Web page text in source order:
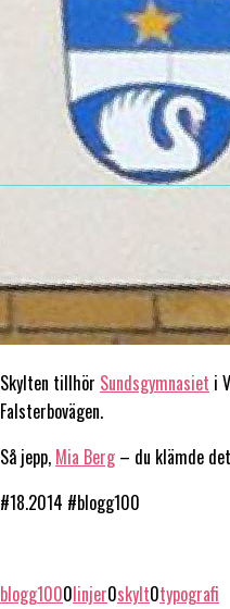
Skylten tillhör Sundsgymnasiet i
Falsterbovägen.
Så jepp, Mia Berg– du klämde
#18.2014 #blogg100
blogg1000linjer0skylt0typografi